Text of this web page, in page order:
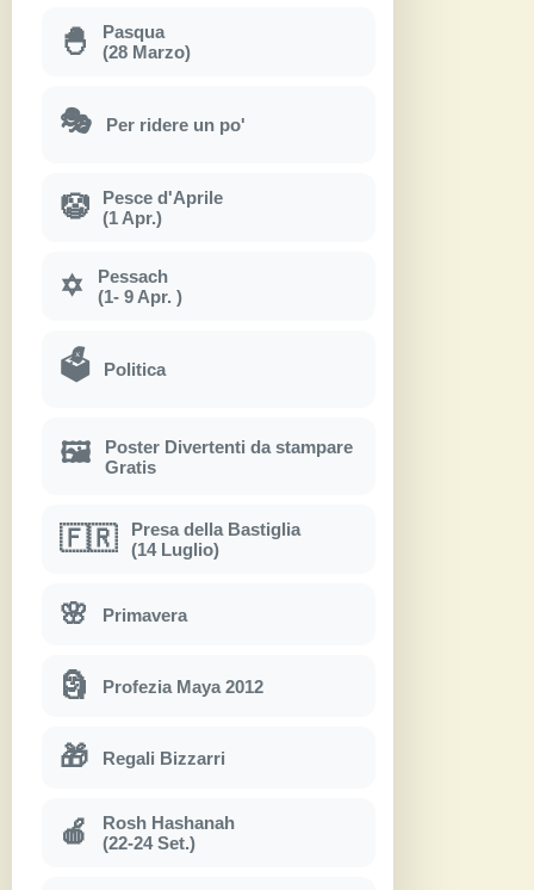
🐣
Pasqua
(28 Marzo)
🎭 Per ridere un po'
🤡
Pesce d'Aprile
(1 Apr.)
✡
Pessach
(1- 9 Apr. )
🗳 Politica
🖼
Poster Divertenti da stampare
Gratis
🇫🇷
Presa della Bastiglia
(14 Luglio)
🌸 Primavera
🗿 Profezia Maya 2012
🎁 Regali Bizzarri
🍎
Rosh Hashanah
(22-24 Set.)